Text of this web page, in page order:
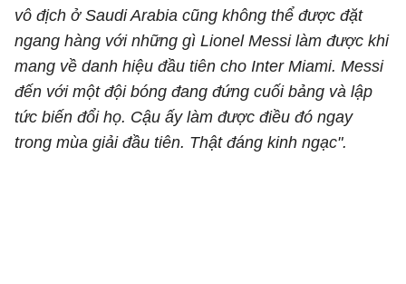
vô địch ở Saudi Arabia cũng không thể được đặt
ngang hàng với những gì Lionel Messi làm được khi
mang về danh hiệu đầu tiên cho Inter Miami. Messi
đến với một đội bóng đang đứng cuối bảng và lập
tức biến đổi họ. Cậu ấy làm được điều đó ngay
trong mùa giải đầu tiên. Thật đáng kinh ngạc".